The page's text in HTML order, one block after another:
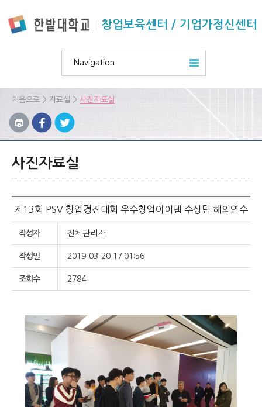
창업보육센터 / 기업가정신센터
Navigation
처음으로 > 자료실 > 사진자료실
사진자료실
제13회 PSV 창업경진대회 우수창업아이템 수상팀 해외연수
작성자 전체관리자
작성일 2019-03-20 17:01:56
조회수 2784